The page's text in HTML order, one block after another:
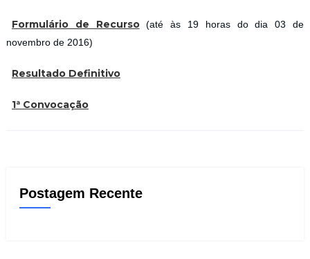
Formulário de Recurso(até às 19 horas do dia 03 de
novembro de 2016)
Resultado Definitivo
1ª Convocação
Postagem Recente